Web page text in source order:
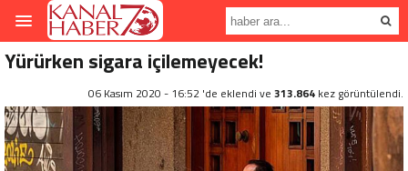
Yürürken sigara içilemeyecek!
06 Kasım 2020 - 16:52 'de eklendi ve 313.864 kez görüntülendi.